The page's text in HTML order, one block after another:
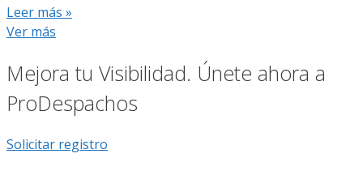
Leer más »
Ver más
Mejora tu Visibilidad. Únete ahora a
ProDespachos
Solicitar registro